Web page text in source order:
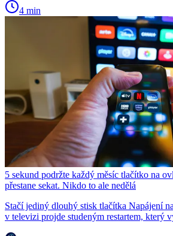
4 min
5 sekund podržte každý měsíc tlačítko na
přestane sekat. Nikdo to ale nedělá
Stačí jediný dlouhý stisk tlačítka Napájení
v televizi projde studeným restartem, který